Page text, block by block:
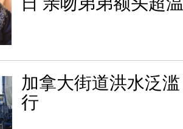
加拿大街道洪水泛
行